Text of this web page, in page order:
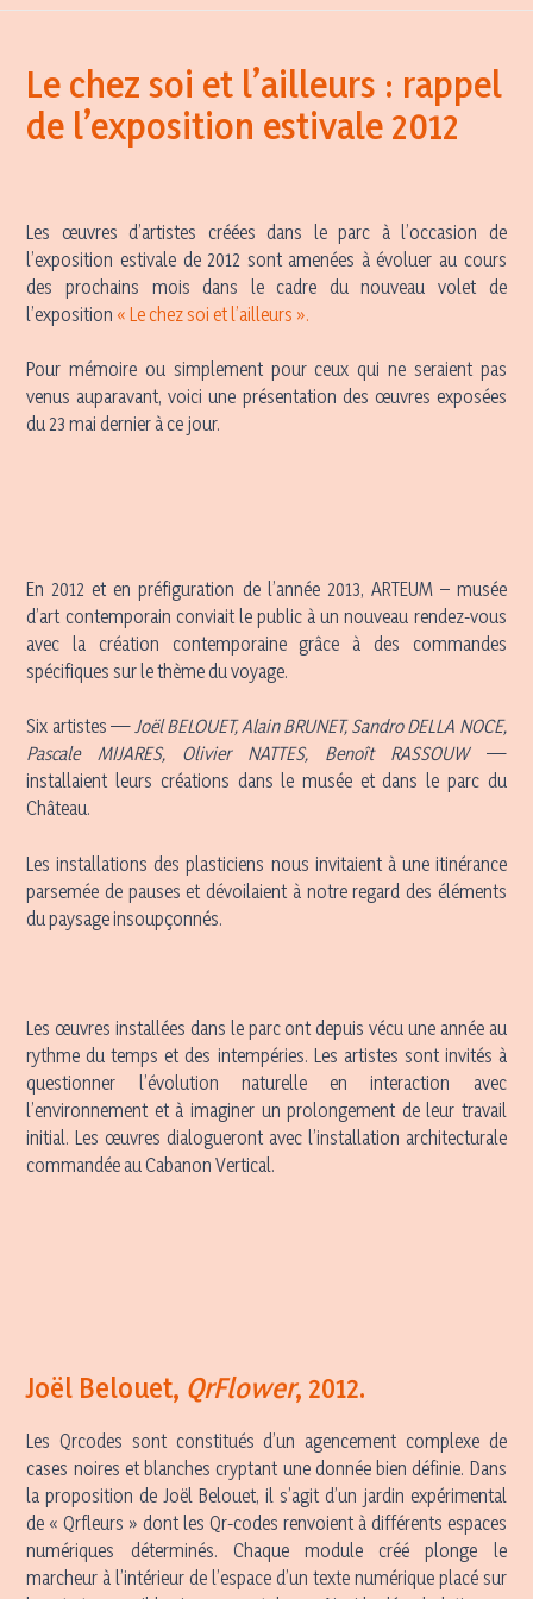
Le chez soi et l’ailleurs : rappel
de l’exposition estivale 2012
Les œuvres d’artistes créées dans le parc à l’occasion de
l’exposition estivale de 2012 sont amenées à évoluer au cours
des prochains mois dans le cadre du nouveau volet de
l’exposition « Le chez soi et l’ailleurs ».
Pour mémoire ou simplement pour ceux qui ne seraient pas
venus auparavant, voici une présentation des œuvres exposées
du 23 mai dernier à ce jour.
En 2012 et en préfiguration de l’année 2013, ARTEUM – musée
d’art contemporain conviait le public à un nouveau rendez-vous
avec la création contemporaine grâce à des commandes
spécifiques sur le thème du voyage.
Six artistes —Joël BELOUET, Alain BRUNET, Sandro DELLA NOCE,
Pascale MIJARES, Olivier NATTES, Benoît RASSOUW—
installaient leurs créations dans le musée et dans le parc du
Château.
Les installations des plasticiens nous invitaient à une itinérance
parsemée de pauses et dévoilaient à notre regard des éléments
du paysage insoupçonnés.
Les œuvres installées dans le parc ont depuis vécu une année au
rythme du temps et des intempéries. Les artistes sont invités à
questionner l’évolution naturelle en interaction avec
l’environnement et à imaginer un prolongement de leur travail
initial. Les œuvres dialogueront avec l’installation architecturale
commandée au Cabanon Vertical.
Joël Belouet, QrFlower, 2012.
Les Qrcodes sont constitués d’un agencement complexe de
cases noires et blanches cryptant une donnée bien définie. Dans
la proposition de Joël Belouet, il s’agit d’un jardin expérimental
de « Qrfleurs » dont les Qr-codes renvoient à différents espaces
numériques déterminés. Chaque module créé plonge le
marcheur à l’intérieur de l’espace d’un texte numérique placé sur